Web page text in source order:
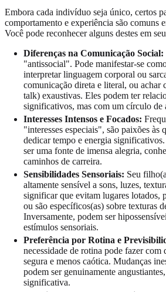
Embora cada indivíduo seja único, certos
comportamento e experiência são comuns
Você pode reconhecer alguns destes em
Diferenças na Comunicação Social:
"antissocial". Pode manifestar-se
interpretar linguagem corporal ou
comunicação direta e literal, ou achar
talk) exaustivas. Eles podem ter
significativos, mas com um círculo de
Interesses Intensos e Focados:
"interesses especiais", são paixões às
dedicar tempo e energia significativos.
ser uma fonte de imensa alegria,
caminhos de carreira.
Sensibilidades Sensoriais: Seu
altamente sensível a sons, luzes,
significar que evitam lugares lotados,
ou são específicos(as) sobre texturas
Inversamente, podem ser
estímulos sensoriais.
Preferência por Rotina e
necessidade de rotina pode fazer com
segura e menos caótica. Mudanças
podem ser genuinamente
significativa.